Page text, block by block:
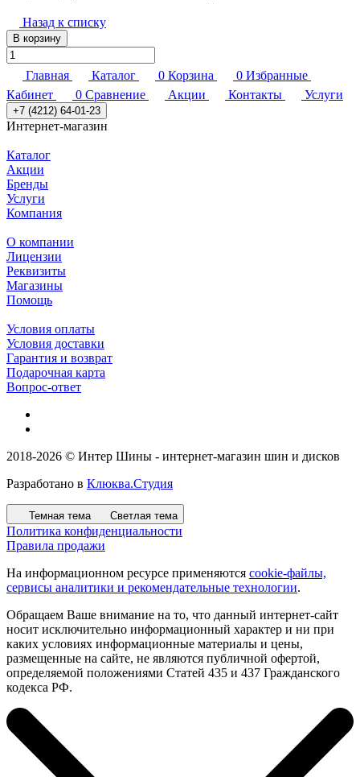
Назад к списку
В корзину
Главная Каталог 0 Корзина 0 Избранные
Кабинет
0 Сравнение Акции Контакты Услуги
+7 (4212) 64-01-23
Интернет-магазин
Каталог
Акции
Бренды
Услуги
Компания
О компании
Лицензии
Реквизиты
Магазины
Помощь
Условия оплаты
Условия доставки
Гарантия и возврат
Подарочная карта
Вопрос-ответ
2018-2026 © Интер Шины - интернет-магазин шин и дисков
Разработано в Клюква.Студия
Темная тема Светлая тема
Политика конфиденциальности
Правила продажи
На информационном ресурсе применяются cookie-файлы,
сервисы аналитики и рекомендательные технологии.
Обращаем Ваше внимание на то, что данный интернет-сайт
носит исключительно информационный характер и ни при
каких условиях информационные материалы и цены,
размещенные на сайте, не являются публичной офертой,
определяемой положениями Статей 435 и 437 Гражданского
кодекса РФ.